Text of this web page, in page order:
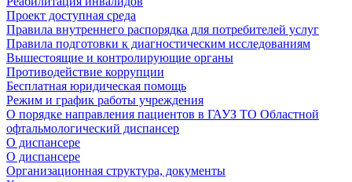
Проект доступная среда
Правила внутреннего распорядка для потребителей услуг
Правила подготовки к диагностическим исследованиям
Вышестоящие и контролирующие органы
Противодействие коррупции
Бесплатная юридическая помощь
Режим и график работы учреждения
О порядке направления пациентов в ГАУЗ ТО Областной
офтальмологический диспансер
О диспансере
О диспансере
Организационная структура, документы